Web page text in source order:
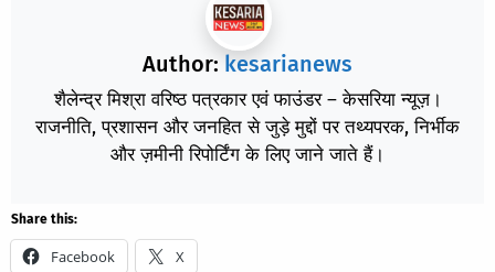
Author: kesarianews
शैलेन्द्र मिश्रा वरिष्ठ पत्रकार एवं फाउंडर – केसरिया न्यूज़।
राजनीति, प्रशासन और जनहित से जुड़े मुद्दों पर तथ्यपरक, निर्भीक
और ज़मीनी रिपोर्टिंग के लिए जाने जाते हैं।
Share this:
Facebook X